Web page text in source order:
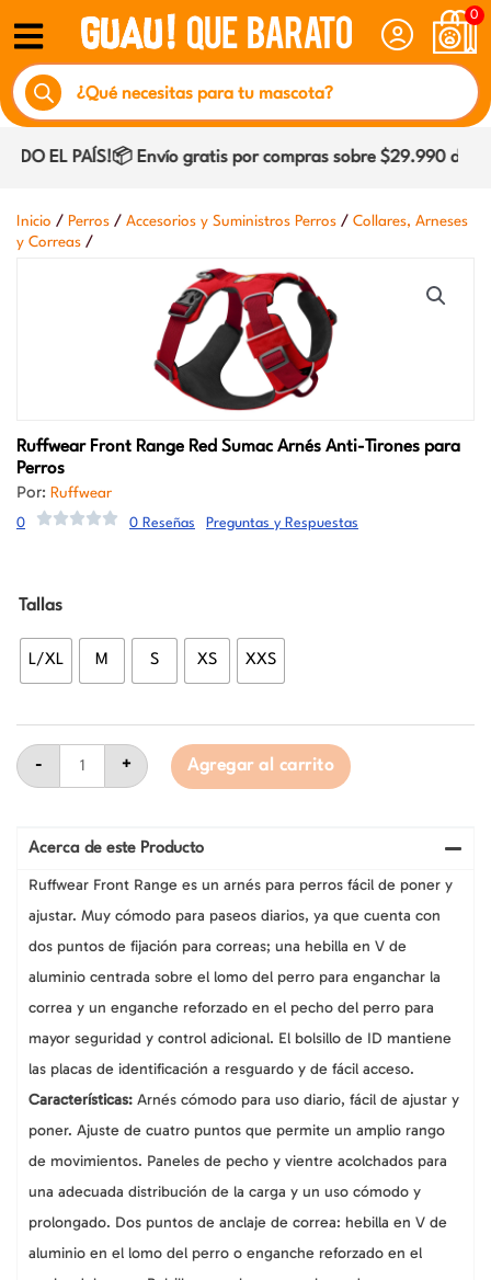
contenido
0
Búsqueda
de
productos
EL PAÍS!📦 Envío gratis por compras sobre $29.990 dentro
Inicio / Perros / Accesorios y Suministros Perros / Collares, Arneses
y Correas /
RuffwearFront Range Red Sumac Arnés Anti-Tirones para
Perros
Por: Ruffwear
0 0 Reseñas Preguntas y Respuestas
Tallas
L/XL M S XS XXS
-
Front
Sumac
Arnés
Tirones
para
Perros
+ Agregar al carrito
Acerca de este Producto
Ruffwear Front Range es un arnés para perros fácil de poner y
ajustar. Muy cómodo para paseos diarios, ya que cuenta con
dos puntos de fijación para correas; una hebilla en V de
aluminio centrada sobre el lomo del perro para enganchar la
correa y un enganche reforzado en el pecho del perro para
mayor seguridad y control adicional. El bolsillo de ID mantiene
las placas de identificación a resguardo y de fácil acceso.
Características: Arnés cómodo para uso diario, fácil de ajustar y
poner. Ajuste de cuatro puntos que permite un amplio rango
de movimientos. Paneles de pecho y vientre acolchados para
una adecuada distribución de la carga y un uso cómodo y
prolongado. Dos puntos de anclaje de correa: hebilla en V de
aluminio en el lomo del perro o enganche reforzado en el